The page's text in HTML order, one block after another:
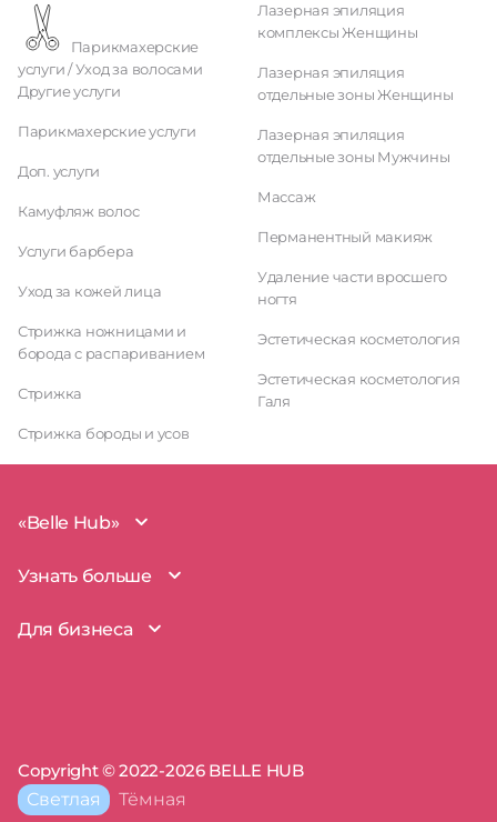
услуги / Уход за волосами
Другие услуги
Парикмахерские услуги
Доп. услуги
Камуфляж волос
Услуги барбера
Уход за кожей лица
Стрижка ножницами и
борода с распариванием
Стрижка
Стрижка бороды и усов
Лазерная эпиляция
комплексы Женщины
Лазерная эпиляция
отдельные зоны Женщины
Лазерная эпиляция
отдельные зоны Мужчины
Массаж
Перманентный макияж
Удаление части вросшего
ногтя
Эстетическая косметология
Эстетическая косметология
Галя
«Belle Hub»
О проекте
Наша команда
Узнать больше
BelleHub для вас
Отзывы
Пресса о нас
Полезные советы
Для бизнеса
Запросы прав на бизнес
Сертификаты
Поддержка
Copyright © 2022-2026 BELLE HUB
Тема
сайта:
Светлая Тёмная